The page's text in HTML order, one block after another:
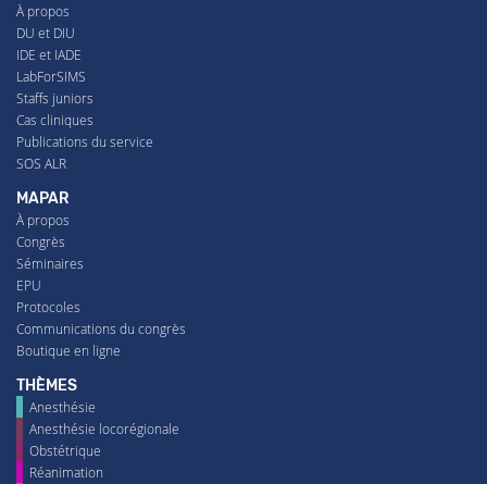
À propos
DU et DIU
IDE et IADE
LabForSIMS
Staffs juniors
Cas cliniques
Publications du service
SOS ALR
MAPAR
À propos
Congrès
Séminaires
EPU
Protocoles
Communications du congrès
Boutique en ligne
THÈMES
Anesthésie
Anesthésie locorégionale
Obstétrique
Réanimation